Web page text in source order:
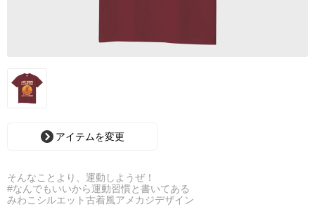
アイテムを変更
そんなことより、運動しようぜ！
#なんでもいいから運動習慣と書いてある
みわこシルエット古着風アメカジデザイン